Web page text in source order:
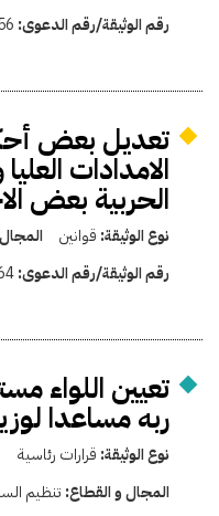
رقم الوثيقة/رقم الدعوى:
تعديل بعض
الامدادات
الحربية بعض
نوع الوثيقة: قوانين
رقم الوثيقة/رقم الدعوى:
تعيين اللواء
ربه مساعدا
نوع الوثيقة: قرارات رئاسية
المجال و القطاع: تنظيم